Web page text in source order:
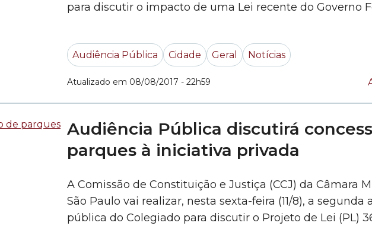
para discutir o impacto de uma Lei recente do Governo
rurais. O novo regulamento, que atualiza a Lei 11.977/
programa Minha... »
Audiência Pública Cidade Geral Notícias
Atualizado em 08/08/2017 - 22h59
Audiência Pública discutirá
parques à iniciativa privada
A Comissão de Constituição e Justiça (CCJ) da Câmara
São Paulo vai realizar, nesta sexta-feira (11/8), a segunda
pública do Colegiado para discutir o Projeto de Lei (PL)